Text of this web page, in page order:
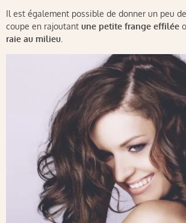
Il est également possible de donner un peu
coupe en rajoutant une petite frange effilée
raie au milieu.